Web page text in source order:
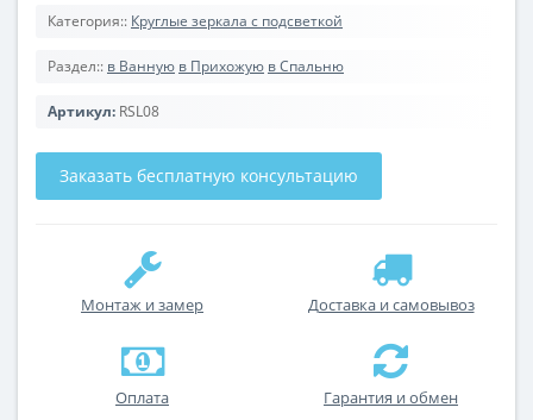
Категория:: Круглые зеркала с подсветкой
Раздел:: в Ванную в Прихожую в Спальню
Артикул: RSL08
Заказать бесплатную консультацию
Монтаж и замер Доставка и самовывоз
Оплата Гарантия и обмен